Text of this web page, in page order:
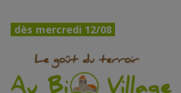
dès mercredi 12/08